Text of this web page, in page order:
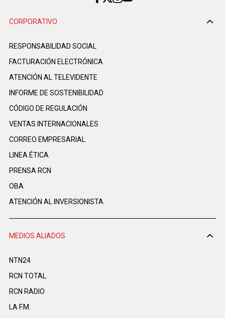
CORPORATIVO
RESPONSABILIDAD SOCIAL
FACTURACIÓN ELECTRÓNICA
ATENCIÓN AL TELEVIDENTE
INFORME DE SOSTENIBILIDAD
CÓDIGO DE REGULACIÓN
VENTAS INTERNACIONALES
CORREO EMPRESARIAL
LINEA ÉTICA
PRENSA RCN
OBA
ATENCIÓN AL INVERSIONISTA
MEDIOS ALIADOS
NTN24
RCN TOTAL
RCN RADIO
LA F.M.